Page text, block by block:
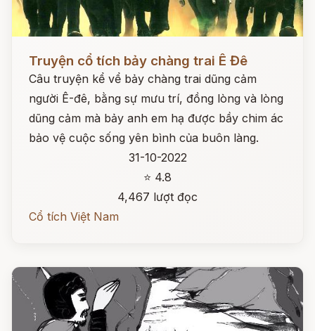
Truyện cổ tích bảy chàng trai Ê Đê
Câu truyện kể vể bảy chàng trai dũng cảm
người Ê-đê, bằng sự mưu trí, đồng lòng và lòng
dũng cảm mà bảy anh em hạ được bầy chim ác
bảo vệ cuộc sống yên bình của buôn làng.
31-10-2022
⭐ 4.8
4,467 lượt đọc
Cổ tích Việt Nam